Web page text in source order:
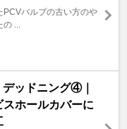
PCVバルブの古い方のや
の ...
ッドニング④｜
ホールカバーに